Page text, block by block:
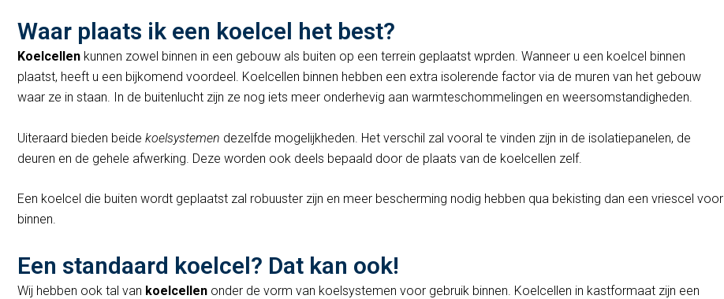
Waar plaats ik een koelcel het best?
Koelcellen kunnen zowel binnen in een gebouw als buiten op een terrein geplaatst wprden. Wanneer u een koelcel binnen
plaatst, heeft u een bijkomend voordeel. Koelcellen binnen hebben een extra isolerende factor via de muren van het gebouw
waar ze in staan. In de buitenlucht zijn ze nog iets meer onderhevig aan warmteschommelingen en weersomstandigheden.
Uiteraard bieden beide koelsystemen dezelfde mogelijkheden. Het verschil zal vooral te vinden zijn in de isolatiepanelen, de
deuren en de gehele afwerking. Deze worden ook deels bepaald door de plaats van de koelcellen zelf.
Een koelcel die buiten wordt geplaatst zal robuuster zijn en meer bescherming nodig hebben qua bekisting dan een vriescel voor
binnen.
Een standaard koelcel? Dat kan ook!
Wij hebben ook tal van koelcellen onder de vorm van koelsystemen voor gebruik binnen. Koelcellen in kastformaat zijn een
uittesten maar als bijverwarming is ze al in
orde. Zal het bedrijf zeker aanraden bij
anderen. Met vriendelijke groeten, S.